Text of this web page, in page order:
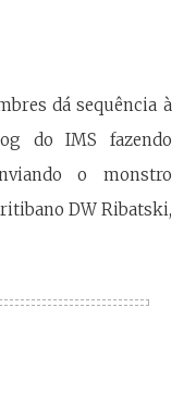
dá sequência à
do IMS fazendo
o monstro
DW Ribatski,